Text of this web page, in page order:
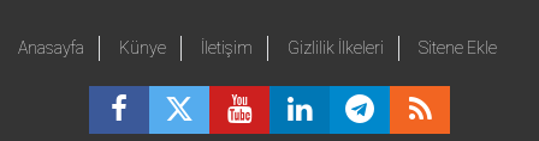
Anasayfa Künye İletişim Gizlilik İlkeleri Sitene Ekle